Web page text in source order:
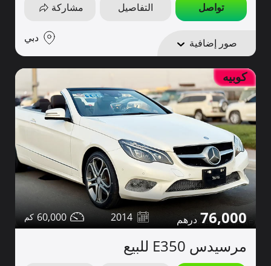
تواصل التفاصيل مشاركة
صور إضافية دبي
كوبيه
76,000
2014
60,000
مرسيدس E350 للبيع